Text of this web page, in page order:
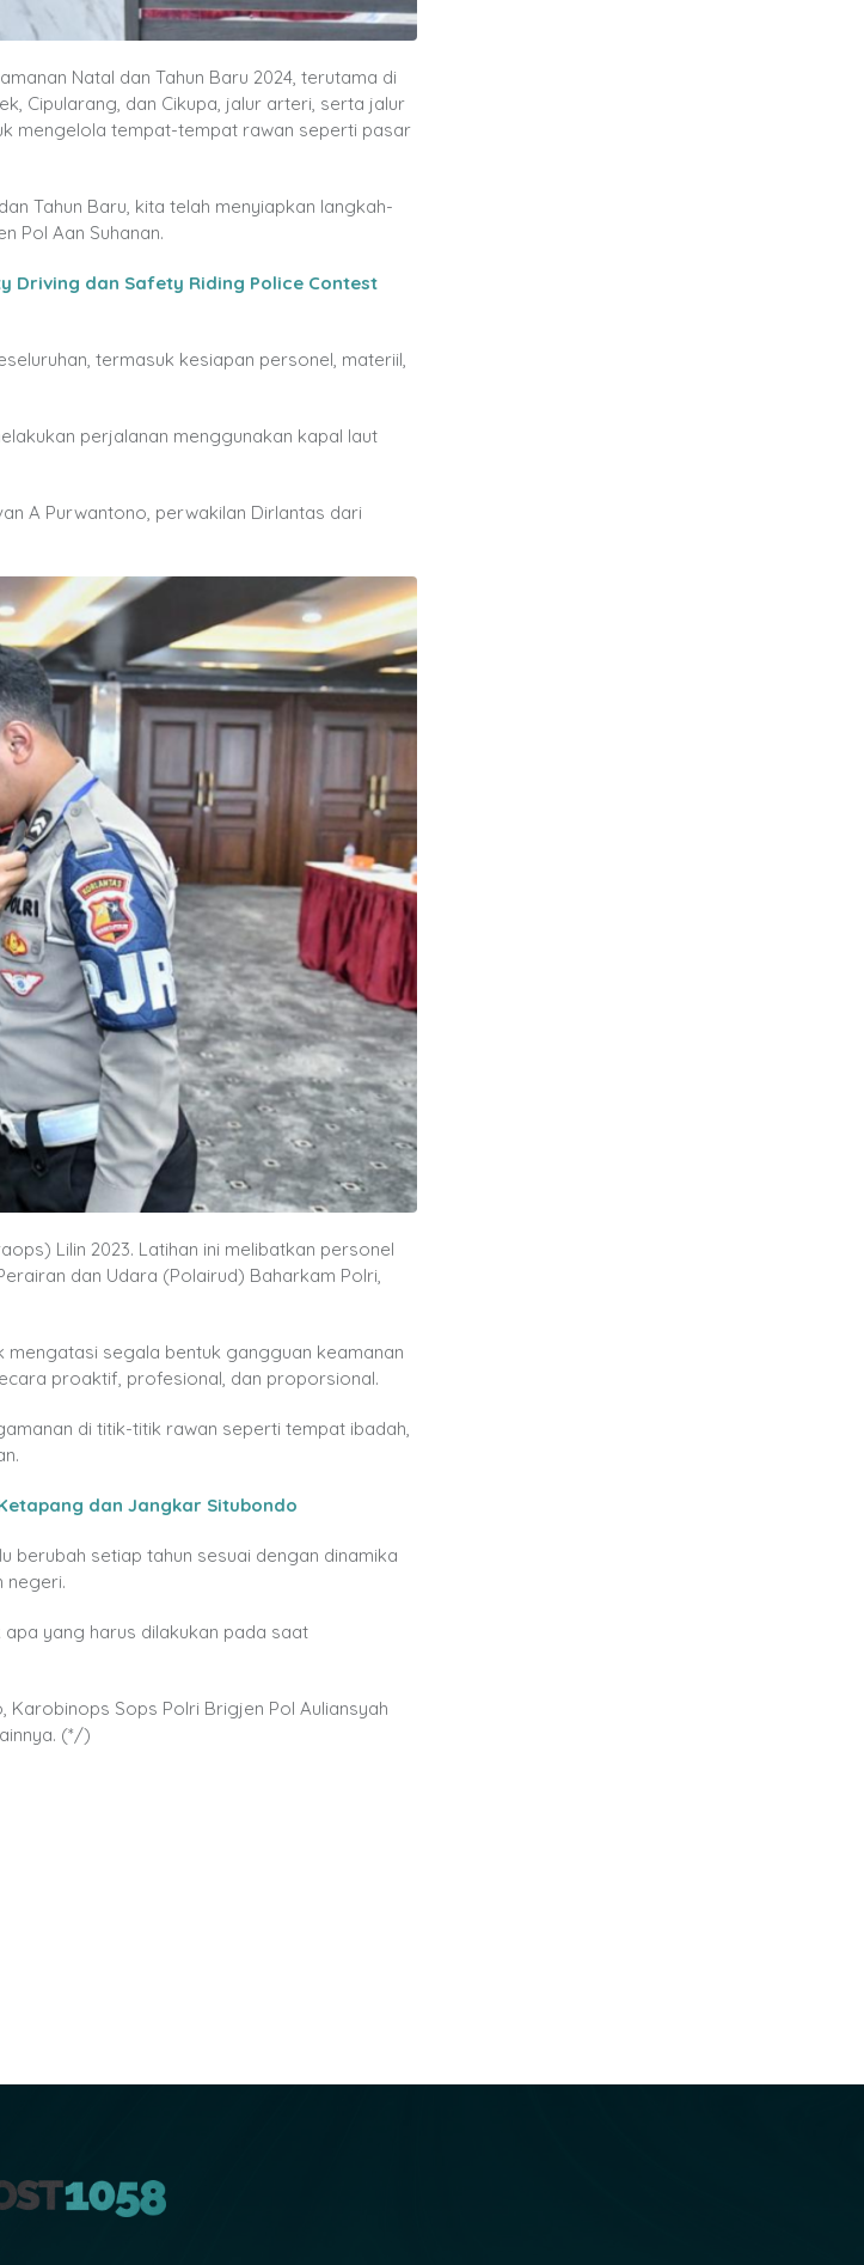
Natal dan Tahun Baru 2024, terutama di
Cipularang, dan Cikupa, jalur arteri, serta jalur
mengelola tempat-tempat rawan seperti pasar
Tahun Baru, kita telah menyiapkan langkah-
Pol Aan Suhanan.
Driving dan Safety Riding Police Contest
termasuk kesiapan personel, materiil,
perjalanan menggunakan kapal laut
A Purwantono, perwakilan Dirlantas dari
Lilin 2023. Latihan ini melibatkan personel
dan Udara (Polairud) Baharkam Polri,
mengatasi segala bentuk gangguan keamanan
proaktif, profesional, dan proporsional.
di titik-titik rawan seperti tempat ibadah,
dan Jangkar Situbondo
berubah setiap tahun sesuai dengan dinamika
negeri.
yang harus dilakukan pada saat
Sops Polri Brigjen Pol Auliansyah
(*/)